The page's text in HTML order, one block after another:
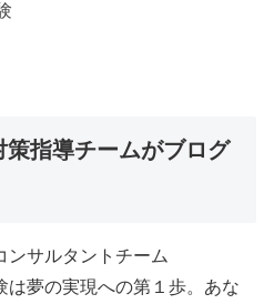
策指導チームがブログ
ンサルタントチーム
は夢の実現への第１歩。あな